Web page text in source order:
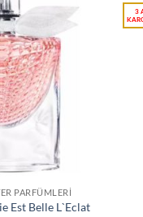
PARFÜMLERI
Est Belle L`Eclat